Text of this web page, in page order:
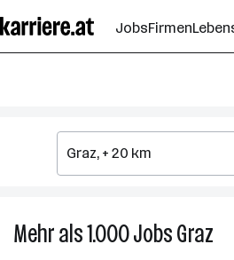
Seiteninhalt
springen
JobsFirmen
Mehr als 1.000JobsGraz